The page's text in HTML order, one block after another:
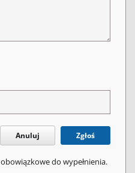
Anuluj Zgłoś
do wypełnienia.